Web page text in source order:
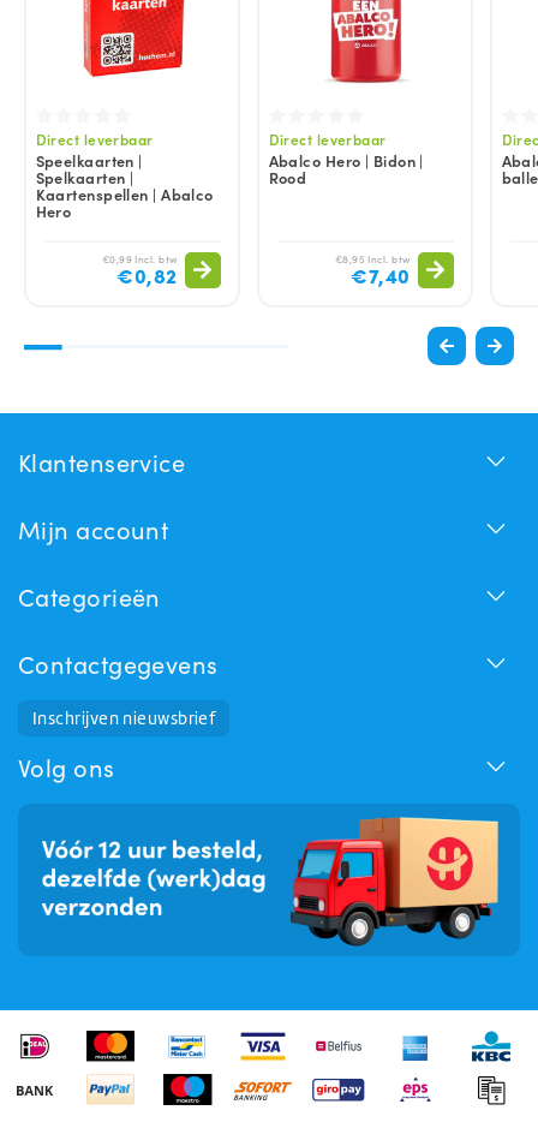
Direct leverbaar
Speelkaarten |
Spelkaarten |
Kaartenspellen | Abalco
Hero
€0,99 Incl. btw
€0,82
Direct leverbaar
Abalco Hero | Bidon |
Rood
€8,95 Incl. btw
€7,40
Klantenservice
Mijn account
Categorieën
Contactgegevens
Inschrijven nieuwsbrief
Volg ons